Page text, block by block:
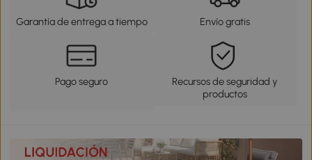
Garantía de entrega a tiempo Envío gratis
Pago seguro
Recursos de seguridad y
productos